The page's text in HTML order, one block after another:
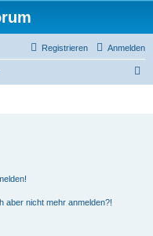
Anmelden
Registrieren
aber nicht mehr anmelden?!